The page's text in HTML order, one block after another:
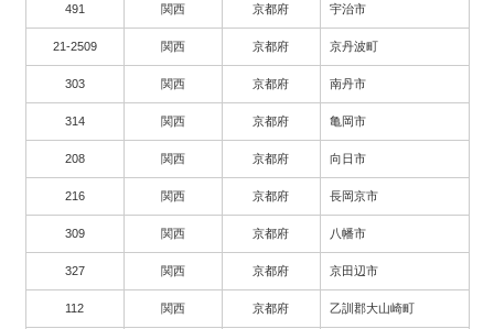
491 関西 京都府 宇治市
21-2509 関西 京都府 京丹波町
303 関西 京都府 南丹市
314 関西 京都府 亀岡市
208 関西 京都府 向日市
216 関西 京都府 長岡京市
309 関西 京都府 八幡市
327 関西 京都府 京田辺市
112 関西 京都府 乙訓郡大山崎町